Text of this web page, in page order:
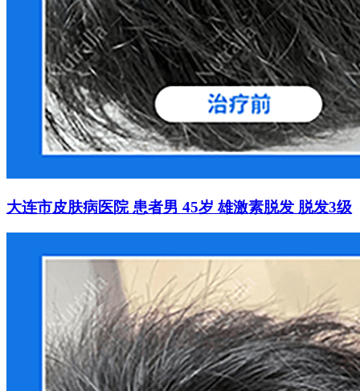
大连市皮肤病医院 患者男 45岁 雄激素脱发 脱发3级